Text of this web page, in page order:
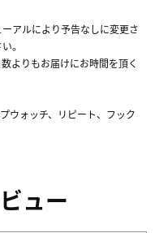
アルにより予告なしに変更さ
。
よりもお届けにお時間を頂く
ウォッチ、リピート、フック
ュー